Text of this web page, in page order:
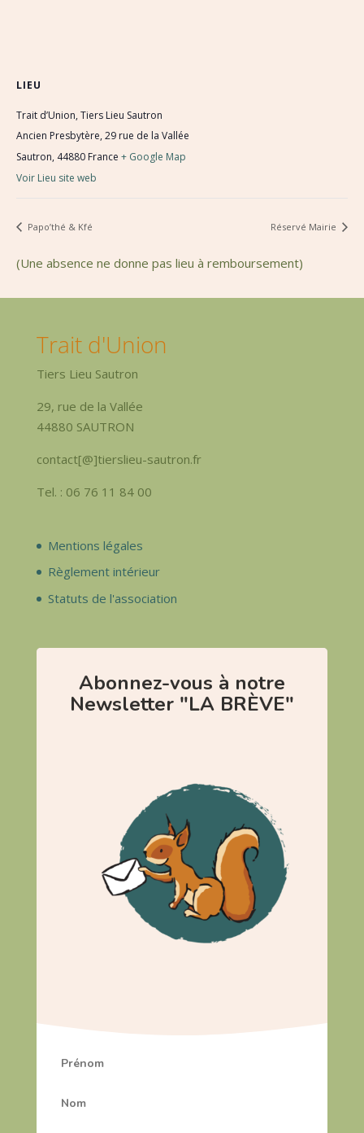
LIEU
Trait d’Union, Tiers Lieu Sautron
Ancien Presbytère, 29 rue de la Vallée
Sautron, 44880 France + Google Map
Voir Lieu site web
Papo’thé & Kfé Réservé Mairie
(Une absence ne donne pas lieu à remboursement)
Trait d'Union
Tiers Lieu Sautron
29, rue de la Vallée
44880 SAUTRON
contact[@]tierslieu-sautron.fr
Tel. : 06 76 11 84 00
Mentions légales
Règlement intérieur
Statuts de l'association
Abonnez-vous à notre
Newsletter "LA BRÈVE"